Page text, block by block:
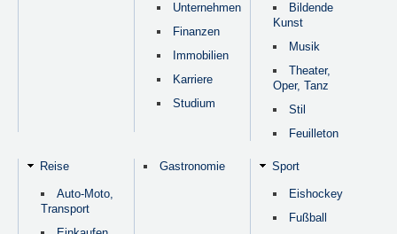
Unternehmen
Finanzen
Immobilien
Karriere
Studium
Bildende
Kunst
Musik
Theater,
Oper, Tanz
Stil
Feuilleton
Reise
Auto-Moto,
Transport
Gastronomie Sport
Eishockey
Fußball